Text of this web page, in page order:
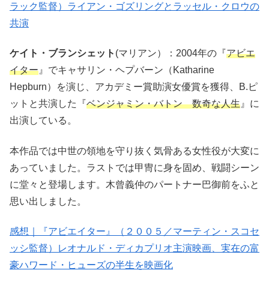
ラック監督）ライアン・ゴズリングとラッセル・クロウの
共演
ケイト・ブランシェット (マリアン）：2004年の『アビエ
イター 』でキャサリン・ヘプバーン（Katharine
Hepburn）を演じ、アカデミー賞助演女優賞を獲得、B.ピ
ットと共演した『ベンジャミン・バトン 数奇な人生 』に
出演している。
本作品では中世の領地を守り抜く気骨ある女性役が大変に
あっていました。ラストでは甲冑に身を固め、戦闘シーン
に堂々と登場します。木曾義仲のパートナー巴御前をふと
思い出しました。
感想｜『アビエイター』（２００５／マーティン・スコセ
ッシ監督）レオナルド・ディカプリオ主演映画、実在の富
豪ハワード・ヒューズの半生を映画化